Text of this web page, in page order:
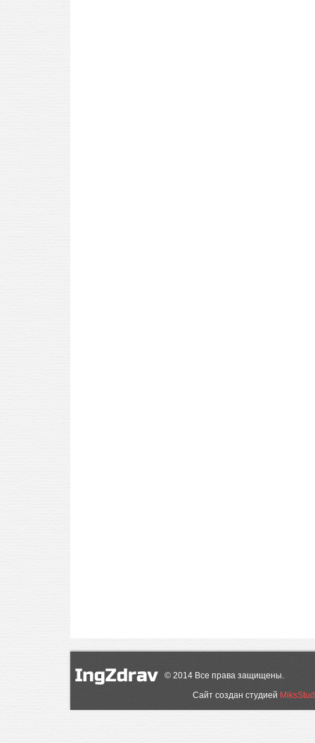
© 2014 Все права защищены.
Сайт создан студией